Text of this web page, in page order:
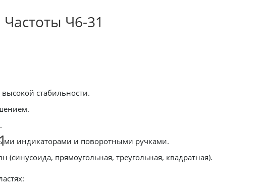
Ч6-31
стабильности.
индикаторами и поворотными ручками.
прямоугольная, треугольная, квадратная).